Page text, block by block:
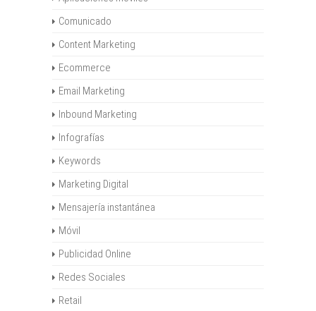
Comunicado
Content Marketing
Ecommerce
Email Marketing
Inbound Marketing
Infografías
Keywords
Marketing Digital
Mensajería instantánea
Móvil
Publicidad Online
Redes Sociales
Retail